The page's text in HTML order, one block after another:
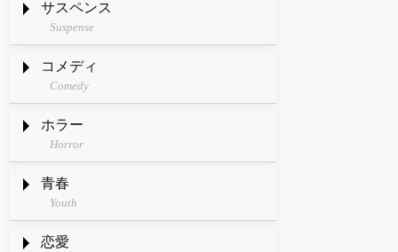
サスペンス
Suspense
コメディ
Comedy
ホラー
Horror
青春
Youth
恋愛